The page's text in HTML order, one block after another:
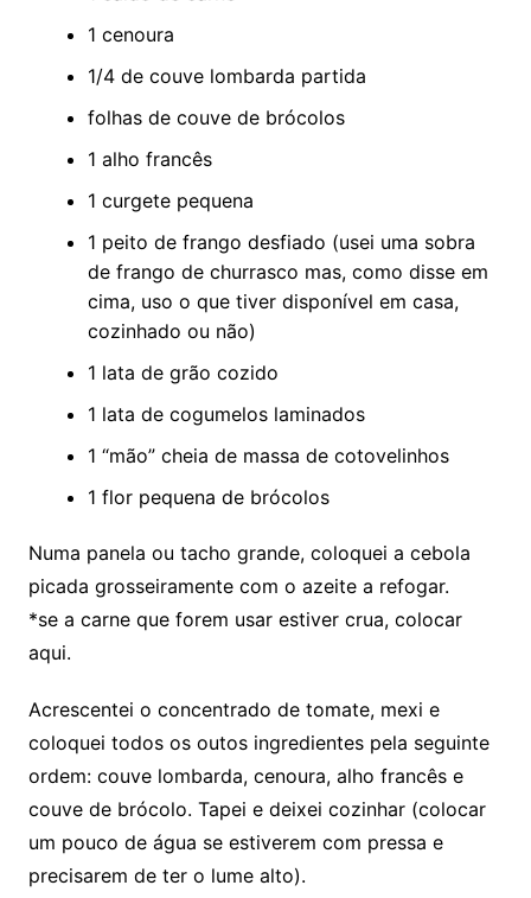
1 cenoura
1/4 de couve lombarda partida
folhas de couve de brócolos
1 alho francês
1 curgete pequena
1 peito de frango desfiado (usei uma sobra
de frango de churrasco mas, como disse em
cima, uso o que tiver disponível em casa,
cozinhado ou não)
1 lata de grão cozido
1 lata de cogumelos laminados
1 “mão” cheia de massa de cotovelinhos
1 flor pequena de brócolos
Numa panela ou tacho grande, coloquei a cebola
picada grosseiramente com o azeite a refogar.
*se a carne que forem usar estiver crua, colocar
aqui.
Acrescentei o concentrado de tomate, mexi e
coloquei todos os outos ingredientes pela seguinte
ordem: couve lombarda, cenoura, alho francês e
couve de brócolo. Tapei e deixei cozinhar (colocar
um pouco de água se estiverem com pressa e
precisarem de ter o lume alto).